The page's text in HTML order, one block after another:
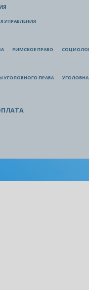
УПРАВЛЕНИЯ
РИМСКОЕ ПРАВО
УГОЛОВНОГО ПРАВА